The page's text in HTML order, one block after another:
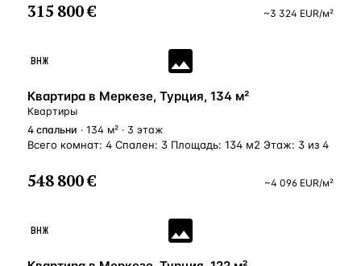
315 800 € ~3 324 EUR/м²
ВНЖ
Квартира в Меркезе, Турция, 134 м²
Квартиры
4 спальни · 134 м² · 3 этаж
Всего комнат: 4 Спален: 3 Площадь: 134 м2 Этаж: 3 из 4
548 800 € ~4 096 EUR/м²
ВНЖ